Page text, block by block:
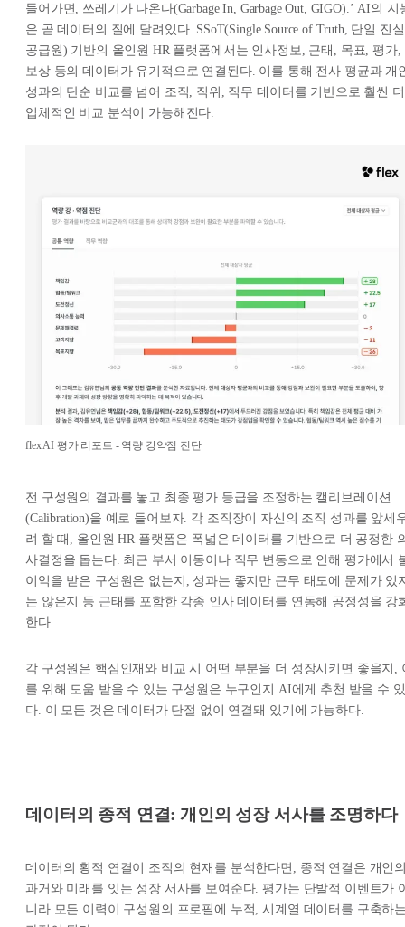
들어가면, 쓰레기가 나온다(Garbage In, Garbage Out, GIGO).’ AI의 지
은 곧 데이터의 질에 달려있다. SSoT(Single Source of Truth, 단일 진실
공급원) 기반의 올인원 HR 플랫폼에서는 인사정보, 근태, 목표, 평가,
보상 등의 데이터가 유기적으로 연결된다. 이를 통해 전사 평균과 개
성과의 단순 비교를 넘어 조직, 직위, 직무 데이터를 기반으로 훨씬 더
입체적인 비교 분석이 가능해진다.
flex AI 평가 리포트 - 역량 강약점 진단
전 구성원의 결과를 놓고 최종 평가 등급을 조정하는 캘리브레이션
(Calibration)을 예로 들어보자. 각 조직장이 자신의 조직 성과를 앞세
려 할 때, 올인원 HR 플랫폼은 폭넓은 데이터를 기반으로 더 공정한
사결정을 돕는다. 최근 부서 이동이나 직무 변동으로 인해 평가에서
이익을 받은 구성원은 없는지, 성과는 좋지만 근무 태도에 문제가 있
는 않은지 등 근태를 포함한 각종 인사 데이터를 연동해 공정성을 강
한다.
각 구성원은 핵심인재와 비교 시 어떤 부분을 더 성장시키면 좋을지,
를 위해 도움 받을 수 있는 구성원은 누구인지 AI에게 추천 받을 수 있
다. 이 모든 것은 데이터가 단절 없이 연결돼 있기에 가능하다.
데이터의 종적 연결: 개인의 성장 서사를 조명하다
데이터의 횡적 연결이 조직의 현재를 분석한다면, 종적 연결은 개인
과거와 미래를 잇는 성장 서사를 보여준다. 평가는 단발적 이벤트가
니라 모든 이력이 구성원의 프로필에 누적, 시계열 데이터를 구축하